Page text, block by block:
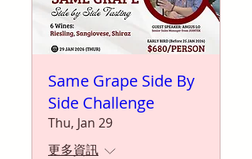
Same Grape Side By
Side Challenge
Thu, Jan 29
更多資訊